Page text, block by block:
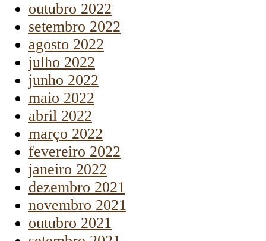
outubro 2022
setembro 2022
agosto 2022
julho 2022
junho 2022
maio 2022
abril 2022
março 2022
fevereiro 2022
janeiro 2022
dezembro 2021
novembro 2021
outubro 2021